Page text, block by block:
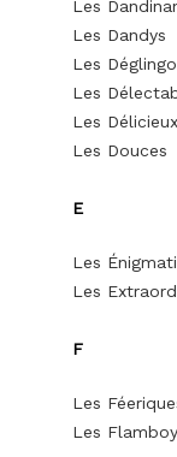
Les
Les Dandys
Les
Les
Les Délicieux
Les Douces
E
Les
Les
F
Les
Les